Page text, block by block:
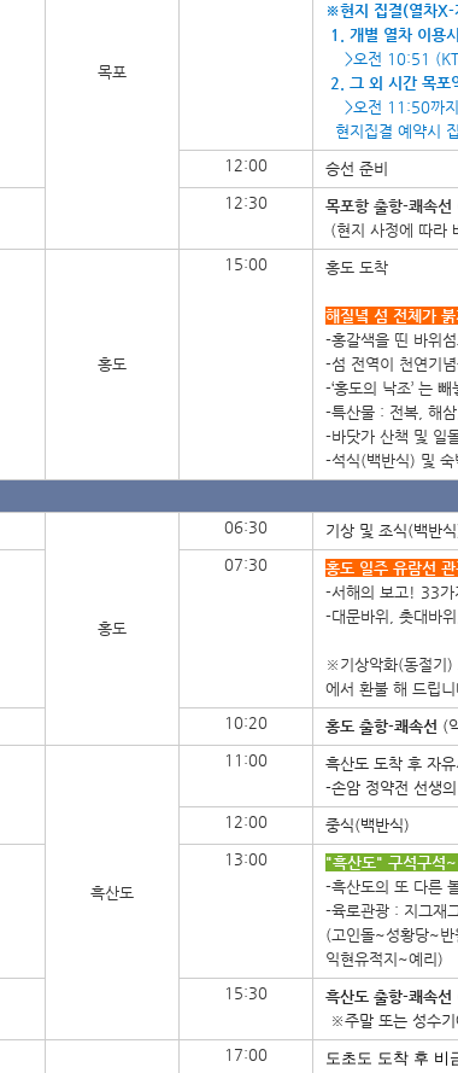
목포
※현지 집결(열차X-
1. 개별 열차 이용시
>오전 10:51
2. 그 외 시간 목포
>오전 11:50까지
현지집결 예약시
12:00 승선 준비
12:30 목포항 출항-쾌속선
(현지 사정에 따라
홍도
15:00 홍도 도착
해질녘 섬 전체가
-홍갈색을 띤 바위
-섬 전역이 천연기
-‘홍도의 낙조’ 는
-특산물 : 전복, 해
-바닷가 산책 및 일
-석식(백반식) 및 숙
홍도
06:30 기상 및 조식(백반
07:30
홍도 일주
-서해의 보고! 33가
-대문바위, 촛대바
※기상악화(동절기)
에서 환불 해 드립니
10:20 홍도 출항-쾌속선 (
흑산도
11:00
흑산도 도착 후 자
-손암 정약전 선생
12:00
중식(백반식)
13:00
"흑산도" 구석
-흑산도의 또 다른
-육로관광 : 지그재
(고인돌~성황당~
익현유적지~예리)
15:30 흑산도 출항-쾌속선
※주말 또는 성수기
17:00 도초도 도착 후 비